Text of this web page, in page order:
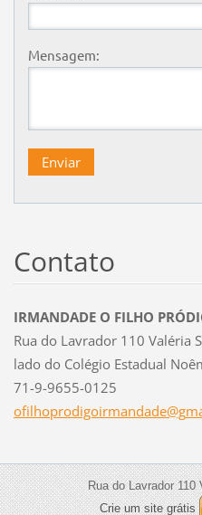
Mensagem:
Contato
IRMANDADE O FILHO
Rua do Lavrador 110 Valéria
lado do Colégio Estadual
71-9-9655-0125
ofilhoprodigoirmandade@g
Rua do Lavrador 110
Crie um site grátis